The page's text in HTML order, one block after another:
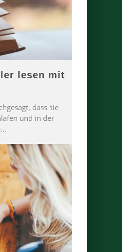
lesen mit
dass sie
und in der
...